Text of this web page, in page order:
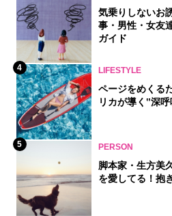
気乗りしないお
事・男性・女友
ガイド
4 LIFESTYLE
ページをめくる
リカが導く‟深
5 PERSON
脚本家・生方美
を愛してる！抱